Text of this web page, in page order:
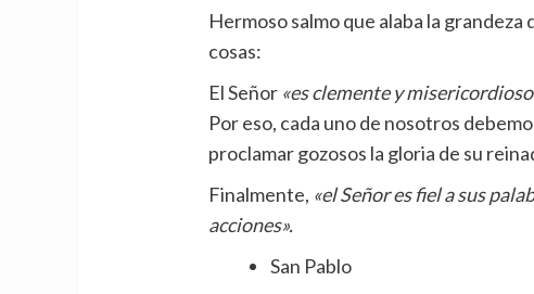
Hermoso salmo que alaba la
cosas:
El Señor «es clemente y
Por eso, cada uno de nosotros
proclamar gozosos la gloria de su
Finalmente, «el Señor es fiel a sus
acciones».
San Pablo